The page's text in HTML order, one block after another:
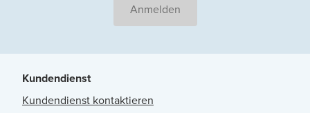
Anmelden
Kundendienst
Kundendienst kontaktieren